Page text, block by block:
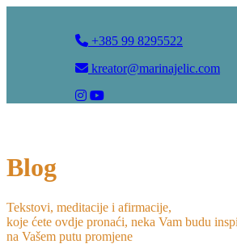
+385 99 8295522
kreator@marinajelic.com
Blog
Tekstovi, meditacije i afirmacije,
koje ćete ovdje pronaći, neka Vam budu
na Vašem putu promjene